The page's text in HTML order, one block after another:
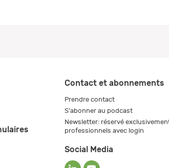
Contact et abonnements
Prendre contact
S'abonner au podcast
Newsletter: réservé
professionnels avec login
Social Media